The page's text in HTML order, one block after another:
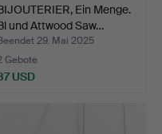
Ein Menge.
und Attwood Saw…
29. Mai 2025
Gebote
USD